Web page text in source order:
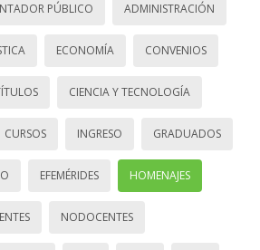
PÚBLICO ADMINISTRACIÓN
ECONOMÍA CONVENIOS
CIENCIA Y TECNOLOGÍA
CURSOS INGRESO GRADUADOS
EFEMÉRIDES HOMENAJES
NODOCENTES